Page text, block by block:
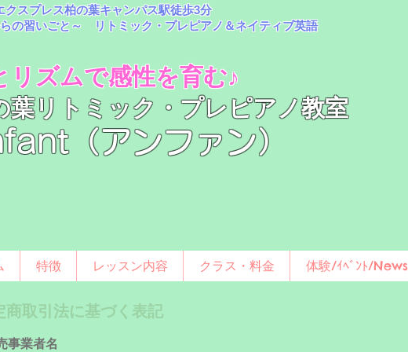
クスプレス柏の葉キャンパス駅徒歩3分
の習いごと～
リトミック・プレピアノ＆ネイティブ英語
リズムで感性を育む♪
葉リトミック・プレピアノ教室
（アンファン）
特徴 レッスン内容 クラス・料金 体験/ｲﾍﾞﾝﾄ/News
商取引法に基づく表記
事業者名